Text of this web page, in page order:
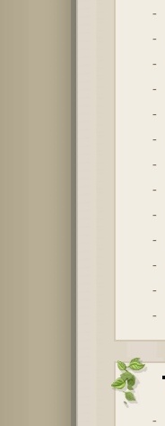
-
-
-
-
-
-
-
-
-
-
-
-
-
-